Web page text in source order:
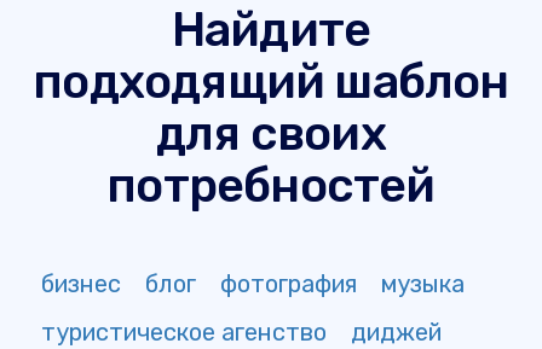
Найдите
подходящий шаблон
для своих
потребностей
бизнес блог фотография
музыка
туристическое агенство
диджей